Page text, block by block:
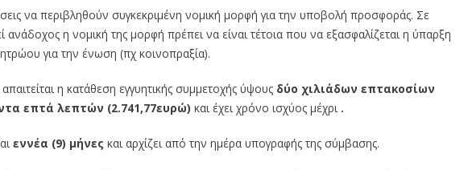
να περιβληθούν συγκεκριμένη νομική μορφή για την υποβολή προσφοράς. Σε
η νομική της μορφή πρέπει να είναι τέτοια που να εξασφαλίζεται η ύπαρξη
για την ένωση (πχ κοινοπραξία).
η κατάθεση εγγυητικής συμμετοχής ύψους δύο χιλιάδων επτακοσίων
επτά λεπτών (2.741,77ευρώ) και έχει χρόνο ισχύος μέχρι .
εννέα (9) μήνες και αρχίζει από την ημέρα υπογραφής της σύμβασης.